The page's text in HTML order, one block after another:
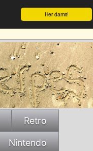
Her damit!
Retro
Nintendo